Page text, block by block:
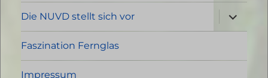
Die NUVD stellt sich vor
öffnen
Faszination Fernglas
Impressum